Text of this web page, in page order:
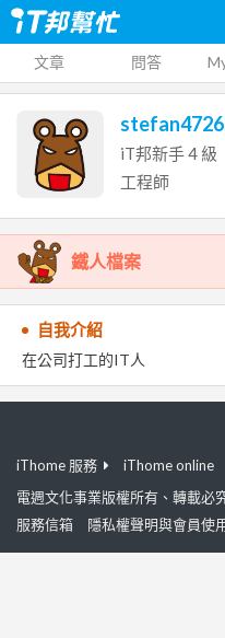
文章 問答
iT邦新手4 級
工程師
鐵人檔案
自我介紹
在公司打工的IT人
iThome 服務 iThome online
電週文化事業版權所有、轉載
服務信箱
隱私權聲明與會員使